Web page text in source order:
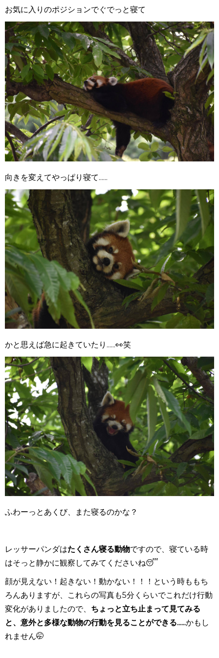
お気に入りのポジションでぐでっと寝て
向きを変えてやっぱり寝て......
かと思えば急に起きていたり......👀笑
ふわーっとあくび、また寝るのかな？
レッサーパンダはたくさん寝る動物ですので、寝ている時
はそっと静かに観察してみてくださいね😴
顔が見えない！起きない！動かない！！！という時ももち
ろんありますが、これらの写真も5分くらいでこれだけ行動
変化がありましたので、 ちょっと立ち止まって見てみる
と、意外と多様な動物の行動を見ることができる......かもし
れません🤭